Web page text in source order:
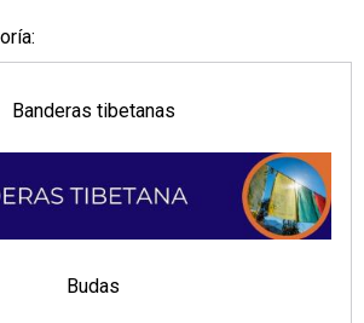
Banderas tibetanas
Budas